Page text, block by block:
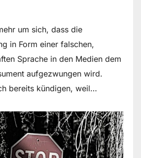
um sich, dass die
in Form einer falschen,
Sprache in den Medien dem
aufgezwungen wird.
bereits kündigen, weil…